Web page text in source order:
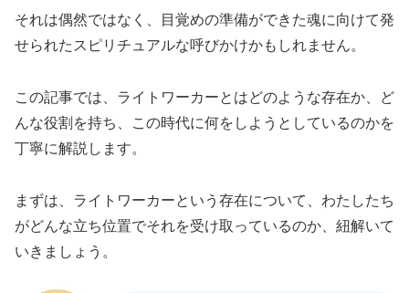
それは偶然ではなく、目覚めの準備ができた魂に向けて発
せられたスピリチュアルな呼びかけかもしれません。
この記事では、ライトワーカーとはどのような存在か、ど
んな役割を持ち、この時代に何をしようとしているのかを
丁寧に解説します。
まずは、ライトワーカーという存在について、わたしたち
がどんな立ち位置でそれを受け取っているのか、紐解いて
いきましょう。